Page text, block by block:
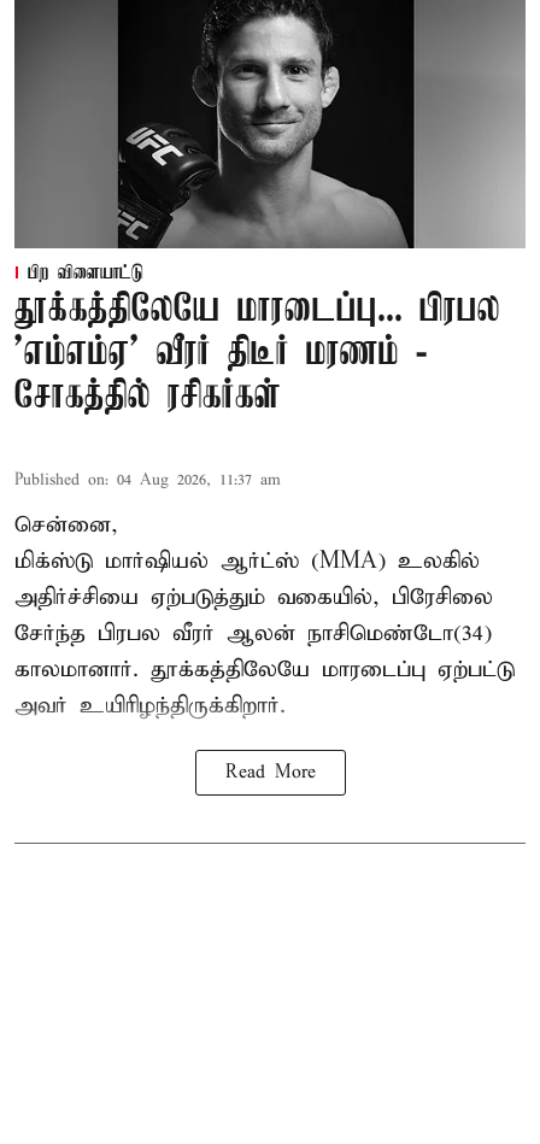
பிற விளையாட்டு
தூக்கத்திலேயே மாரடைப்பு... பிரபல
’எம்எம்ஏ’ வீரர் திடீர் மரணம் -
சோகத்தில் ரசிகர்கள்
Published on: 04 Aug 2026, 11:37 am
சென்னை,
மிக்ஸ்டு மார்ஷியல் ஆர்ட்ஸ் (MMA) உலகில்
அதிர்ச்சியை ஏற்படுத்தும் வகையில், பிரேசிலை
சேர்ந்த பிரபல வீரர் ஆலன் நாசிமெண்டோ(34)
காலமானார். தூக்கத்திலேயே மாரடைப்பு ஏற்பட்டு
அவர் உயிரிழந்திருக்கிறார்.
Read More